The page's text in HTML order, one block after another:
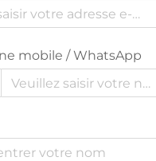
mobile / WhatsApp